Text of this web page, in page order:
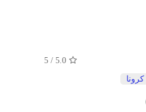
5.0
/
5
كرونا